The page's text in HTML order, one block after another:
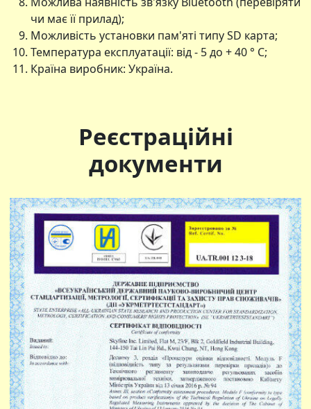
чи має її прилад);
Можливість установки пам'яті типу SD карта;
Температура експлуатації: від - 5 до + 40 ° С;
Країна виробник: Україна.
Реєстраційні
документи